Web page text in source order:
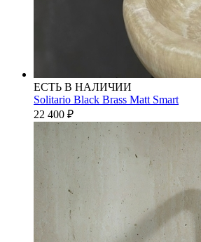
ЕСТЬ В НАЛИЧИИ
Solitario Black Brass Matt Smart
22 400 ₽